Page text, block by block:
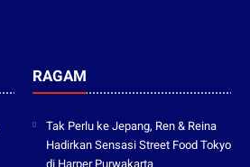
RAGAM
Tak Perlu ke Jepang, Ren & Reina
Hadirkan Sensasi Street Food Tokyo
di Harper Purwakarta